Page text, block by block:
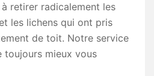
retirer radicalement les
les lichens qui ont pris
de toit. Notre service
toujours mieux vous